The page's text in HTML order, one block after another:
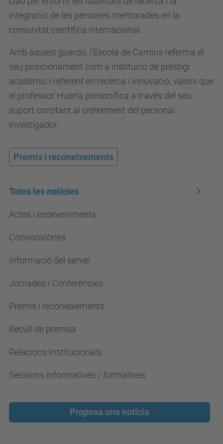
integració de les persones mentorades en la
comunitat científica internacional.
Amb aquest guardó, l'Escola de Camins referma el
seu posicionament com a institució de prestigi
acadèmic i referent en recerca i innovació, valors que
el professor Huerta personifica a través del seu
suport constant al creixement del personal
investigador.
Premis i reconeixements
Totes les notícies
Actes i esdeveniments
Convocatòries
Informació del servei
Jornades i Conferències
Premis i reconeixements
Recull de premsa
Relacions Institucionals
Sessions informatives / formatives
Proposa una notícia